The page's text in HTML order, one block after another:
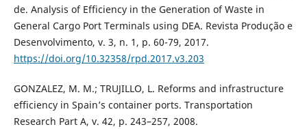
de. Analysis of Efficiency in the Generation of Waste in
General Cargo Port Terminals using DEA. Revista Produção e
Desenvolvimento, v. 3, n. 1, p. 60-79, 2017.
https://doi.org/10.32358/rpd.2017.v3.203
GONZALEZ, M. M.; TRUJILLO, L. Reforms and infrastructure
efficiency in Spain’s container ports. Transportation
Research Part A, v. 42, p. 243–257, 2008.